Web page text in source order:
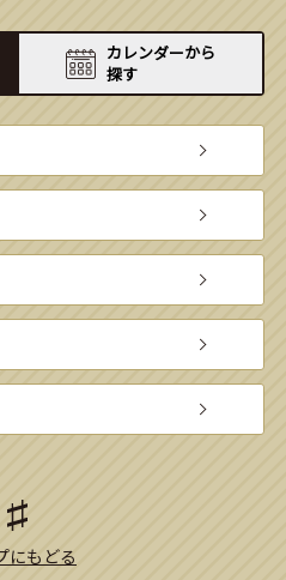
カレンダーから
探す
にもどる